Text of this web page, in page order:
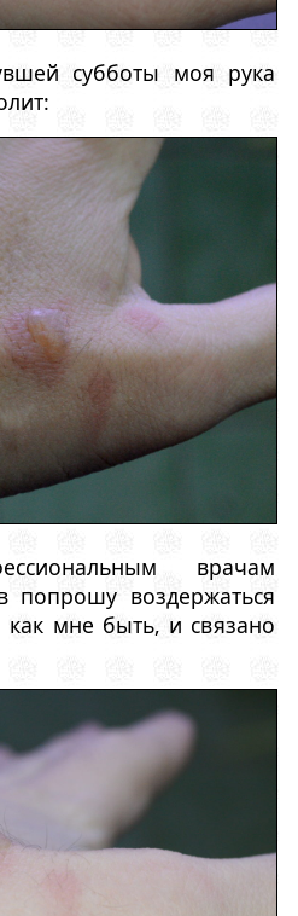
субботы моя рука
врачам
попрошу воздержаться
мне быть, и связано